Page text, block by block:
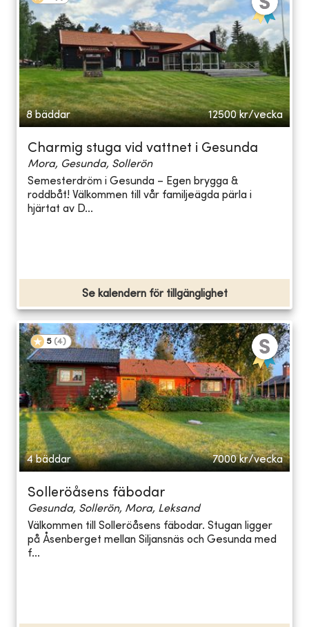
8 bäddar 12500 kr/vecka
Charmig stuga vid vattnet i Gesunda
Mora, Gesunda, Sollerön
Semesterdröm i Gesunda – Egen brygga &
roddbåt! Välkommen till vår familjeägda pärla i
hjärtat av D...
Se kalendern för tillgänglighet
5 (4)
4 bäddar 7000 kr/vecka
Solleröåsens fäbodar
Gesunda, Sollerön, Mora, Leksand
Välkommen till Solleröåsens fäbodar. Stugan ligger
på Åsenberget mellan Siljansnäs och Gesunda med
f...